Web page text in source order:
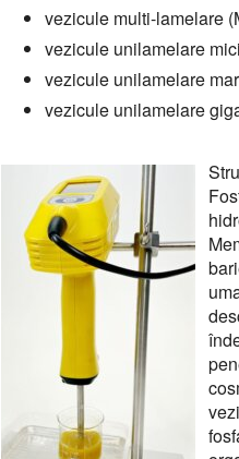
vezicule multi-lamelare
vezicule unilamelare
vezicule unilamelare
vezicule unilamelare